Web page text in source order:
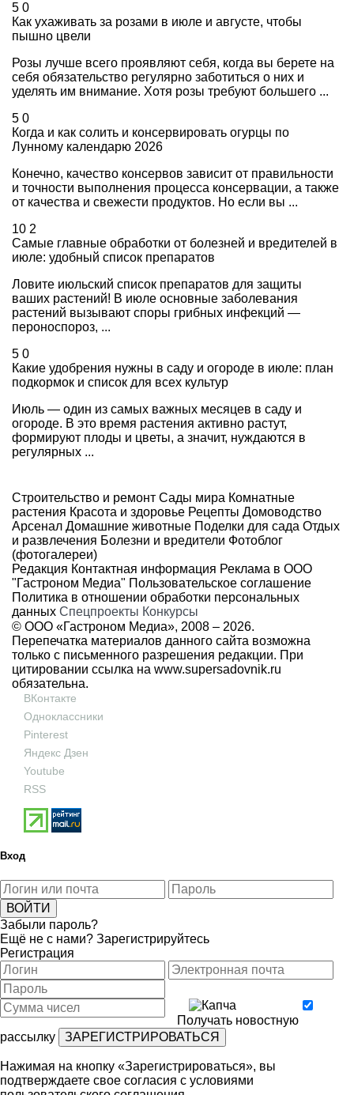
5 0
Как ухаживать за розами в июле и августе, чтобы
пышно цвели
Розы лучше всего проявляют себя, когда вы берете на
себя обязательство регулярно заботиться о них и
уделять им внимание. Хотя розы требуют большего ...
5 0
Когда и как солить и консервировать огурцы по
Лунному календарю 2026
Конечно, качество консервов зависит от правильности
и точности выполнения процесса консервации, а также
от качества и свежести продуктов. Но если вы ...
10 2
Самые главные обработки от болезней и вредителей в
июле: удобный список препаратов
Ловите июльский список препаратов для защиты
ваших растений! В июле основные заболевания
растений вызывают споры грибных инфекций —
пероноспороз, ...
5 0
Какие удобрения нужны в саду и огороде в июле: план
подкормок и список для всех культур
Июль — один из самых важных месяцев в саду и
огороде. В это время растения активно растут,
формируют плоды и цветы, а значит, нуждаются в
регулярных ...
Строительство и ремонт Сады мира Комнатные
растения Красота и здоровье Рецепты Домоводство
Арсенал Домашние животные Поделки для сада Отдых
и развлечения Болезни и вредители Фотоблог
(фотогалереи)
Редакция Контактная информация Реклама в ООО
"Гастроном Медиа" Пользовательское соглашение
Политика в отношении обработки персональных
данных Спецпроекты Конкурсы
© ООО «Гастроном Медиа», 2008 – 2026.
Перепечатка материалов данного сайта возможна
только с письменного разрешения редакции. При
цитировании ссылка на www.supersadovnik.ru
обязательна.
ВКонтакте
Одноклассники
Pinterest
Яндекс Дзен
Youtube
RSS
Вход
Забыли пароль?
Ещё не с нами? Зарегистрируйтесь
Регистрация
Получать новостную
рассылку
Нажимая на кнопку «Зарегистрироваться», вы
подтверждаете свое согласия с условиями